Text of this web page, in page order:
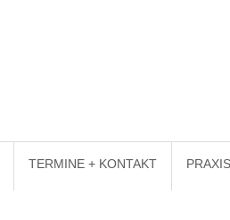
TERMINE + KONTAKT